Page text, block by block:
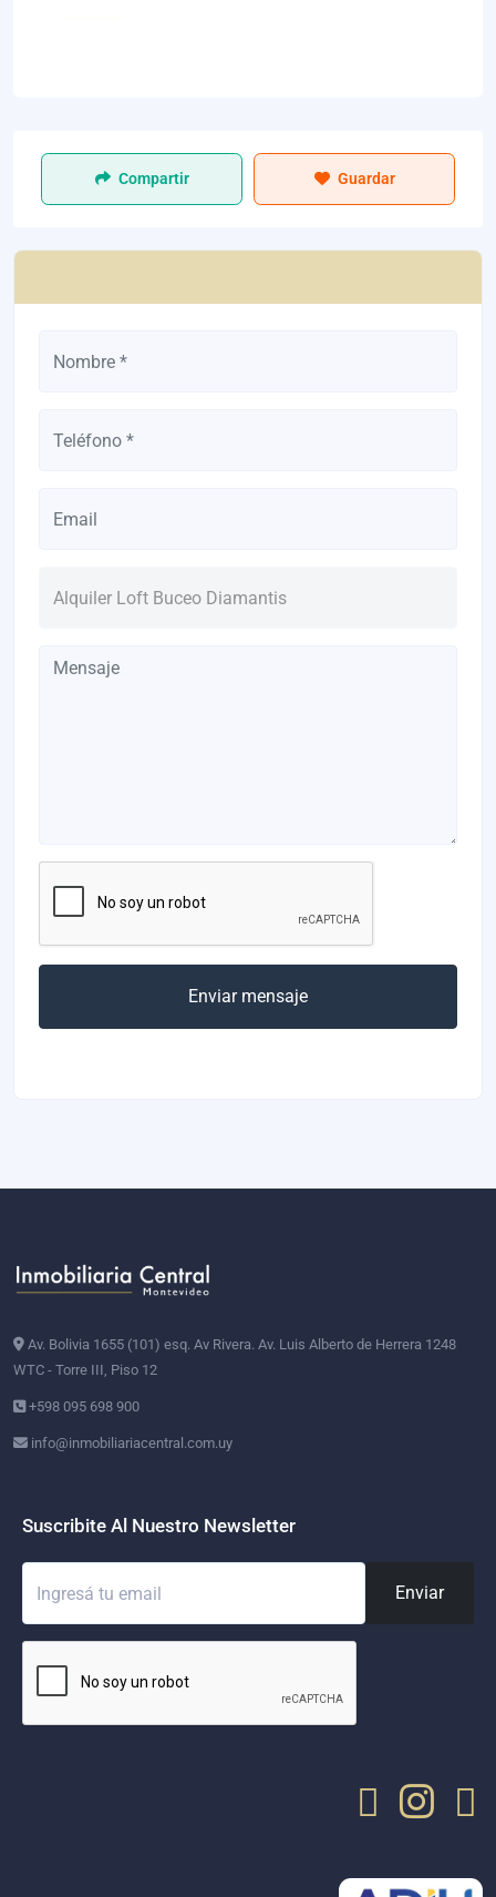
Compartir Guardar
Enviar mensaje
Av. Bolivia 1655 (101) esq. Av Rivera. Av. Luis Alberto de Herrera 1248
WTC - Torre III, Piso 12
+598 095 698 900
info@inmobiliariacentral.com.uy
Suscribite Al Nuestro Newsletter
Enviar